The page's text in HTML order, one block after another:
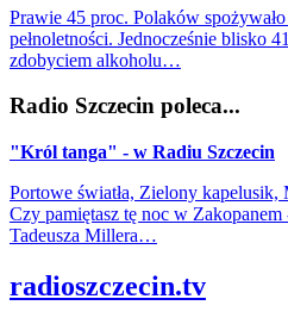
Prawie 45 proc. Polaków
pełnoletności. Jednocześnie blisko
zdobyciem alkoholu…
Radio Szczecin poleca...
"Król tanga" - w Radiu Szczecin
Portowe światła, Zielony
Czy pamiętasz tę noc w
Tadeusza Millera…
radioszczecin.tv